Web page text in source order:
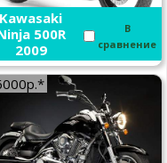
Kawasaki
500R
2009
В
сравнение